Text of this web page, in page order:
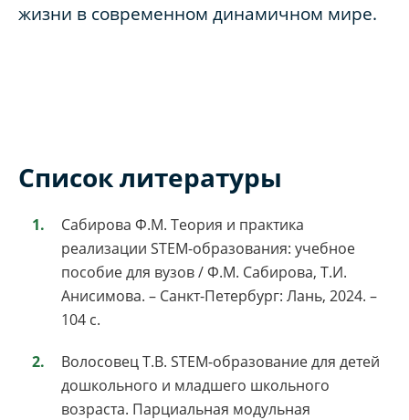
жизни в современном динамичном мире.
Список литературы
Сабирова Ф.М. Теория и практика
реализации STEM-образования: учебное
пособие для вузов / Ф.М. Сабирова, Т.И.
Анисимова. – Санкт-Петербург: Лань, 2024. –
104 с.
Волосовец Т.В. STEM-образование для детей
дошкольного и младшего школьного
возраста. Парциальная модульная